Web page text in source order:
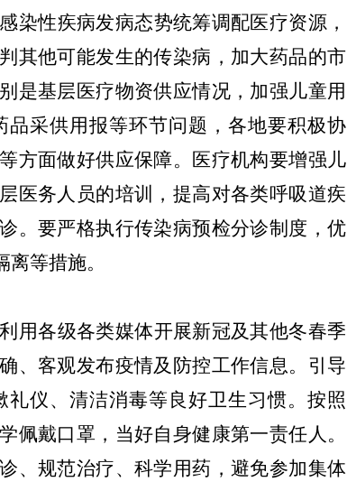
染性疾病发病态势统筹调配医疗资源，
其他可能发生的传染病，加大药品的市
是基层医疗物资供应情况，加强儿童用
采供用报等环节问题，各地要积极协
方面做好供应保障。医疗机构要增强儿
医务人员的培训，提高对各类呼吸道疾
。要严格执行传染病预检分诊制度，优
等措施。
用各级各类媒体开展新冠及其他冬春季
、客观发布疫情及防控工作信息。引导
仪、清洁消毒等良好卫生习惯。按照
佩戴口罩，当好自身健康第一责任人。
、规范治疗、科学用药，避免参加集体